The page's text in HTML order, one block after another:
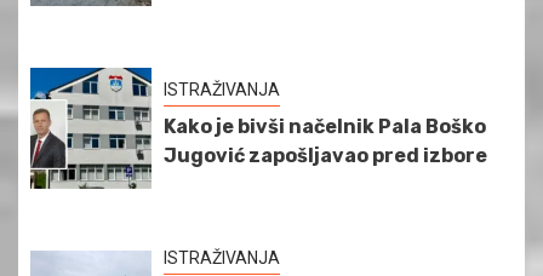
ISTRAŽIVANJA
Kako je bivši načelnik Pala Boško
Jugović zapošljavao pred izbore
ISTRAŽIVANJA